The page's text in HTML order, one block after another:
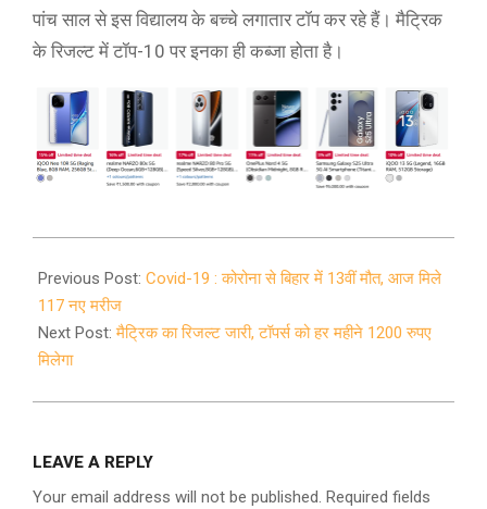
पांच साल से इस विद्यालय के बच्चे लगातार टॉप कर रहे हैं। मैट्रिक
के रिजल्ट में टॉप-10 पर इनका ही कब्जा होता है।
05-
26
Previous Post: Covid-19 : कोरोना से बिहार में 13वीं मौत, आज मिले
117 नए मरीज
Next Post:मैट्रिक का रिजल्ट जारी, टॉपर्स को हर महीने 1200 रुपए
मिलेगा
LEAVE A REPLY
Your email address will not be published. Required fields